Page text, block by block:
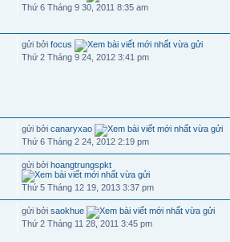
Thứ 6 Tháng 9 30, 2011 8:35 am
gửi bởifocus
Thứ 2 Tháng 9 24, 2012 3:41 pm
gửi bởicanaryxao
Thứ 6 Tháng 2 24, 2012 2:19 pm
gửi bởihoangtrungspkt
Thứ 5 Tháng 12 19, 2013 3:37 pm
gửi bởisaokhue
Thứ 2 Tháng 11 28, 2011 3:45 pm